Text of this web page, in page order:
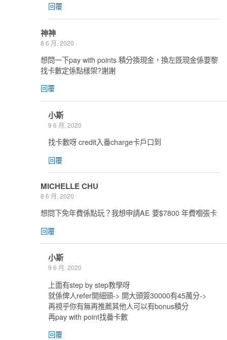
回覆
神神
8 6 月, 2020
想問一下pay with points 積分換現金，換左既現金係要黎
找卡數定係點樣架?謝謝
回覆
小斯
9 6 月, 2020
找卡數呀 credit入番charge卡戶口到
回覆
MICHELLE CHU
8 6 月, 2020
想問下免年費係點玩？我想申請AE 要$7800 年費嗰張卡
回覆
小斯
9 6 月, 2020
上面有step by step教學呀
就係俾人refer開細頭-> 開大頭簽30000有45萬分->
再視乎你有無再推薦其他人可以有bonus積分
再pay with point找番卡數
回覆